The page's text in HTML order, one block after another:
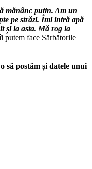
mănânc puțin. Am un
pe străzi. Îmi intră apă
și la asta. Mă rog la
putem face Sărbătorile
să postăm și datele unui